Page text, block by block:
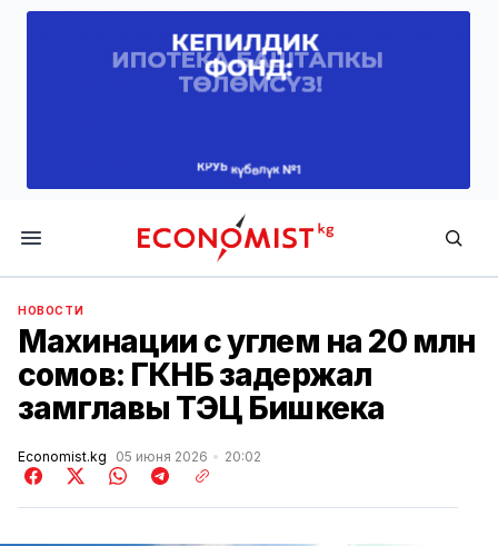
Economist.kg
НОВОСТИ
Махинации с углем на 20 млн
сомов: ГКНБ задержал
замглавы ТЭЦ Бишкека
Economist.kg 05 июня 2026 20:02